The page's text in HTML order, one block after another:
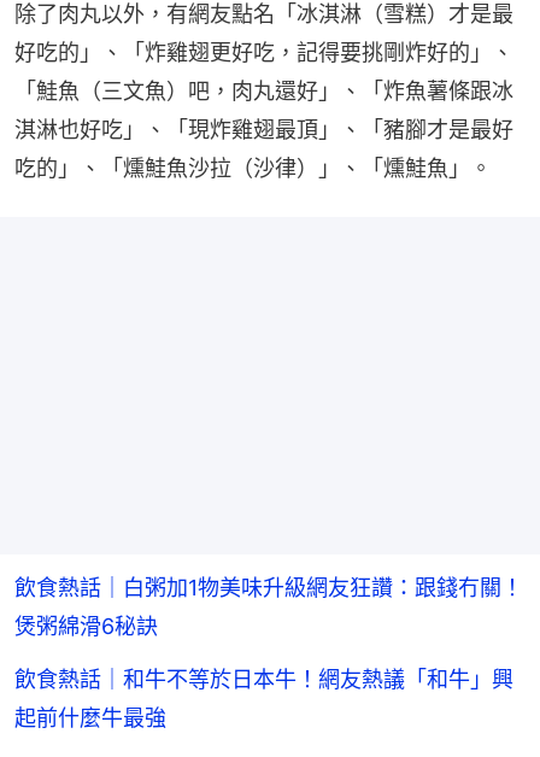
除了肉丸以外，有網友點名「冰淇淋（雪糕）才是最
好吃的」、「炸雞翅更好吃，記得要挑剛炸好的」、
「鮭魚（三文魚）吧，肉丸還好」、「炸魚薯條跟冰
淇淋也好吃」、「現炸雞翅最頂」、「豬腳才是最好
吃的」、「燻鮭魚沙拉（沙律）」、「燻鮭魚」。
飲食熱話｜白粥加1物美味升級網友狂讚：跟錢冇關！
煲粥綿滑6秘訣
飲食熱話｜和牛不等於日本牛！網友熱議「和牛」興
起前什麼牛最強